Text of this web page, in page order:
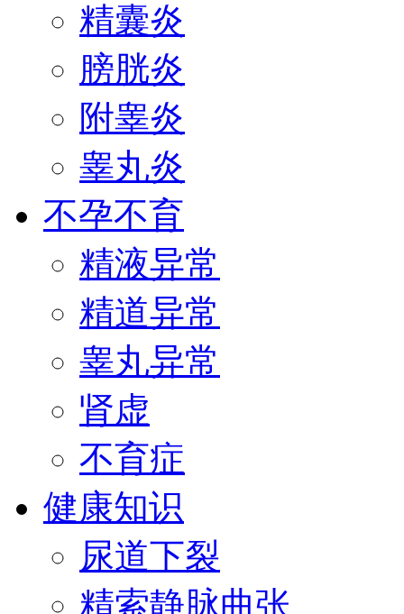
精囊炎
膀胱炎
附睾炎
睾丸炎
不孕不育
精液异常
精道异常
睾丸异常
肾虚
不育症
健康知识
尿道下裂
精索静脉曲张